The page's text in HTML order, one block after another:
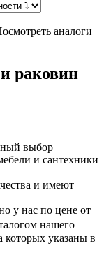
аналоги
раковин
выбор
и сантехники
и имеют
у нас по цене от
нашего
которых указаны в